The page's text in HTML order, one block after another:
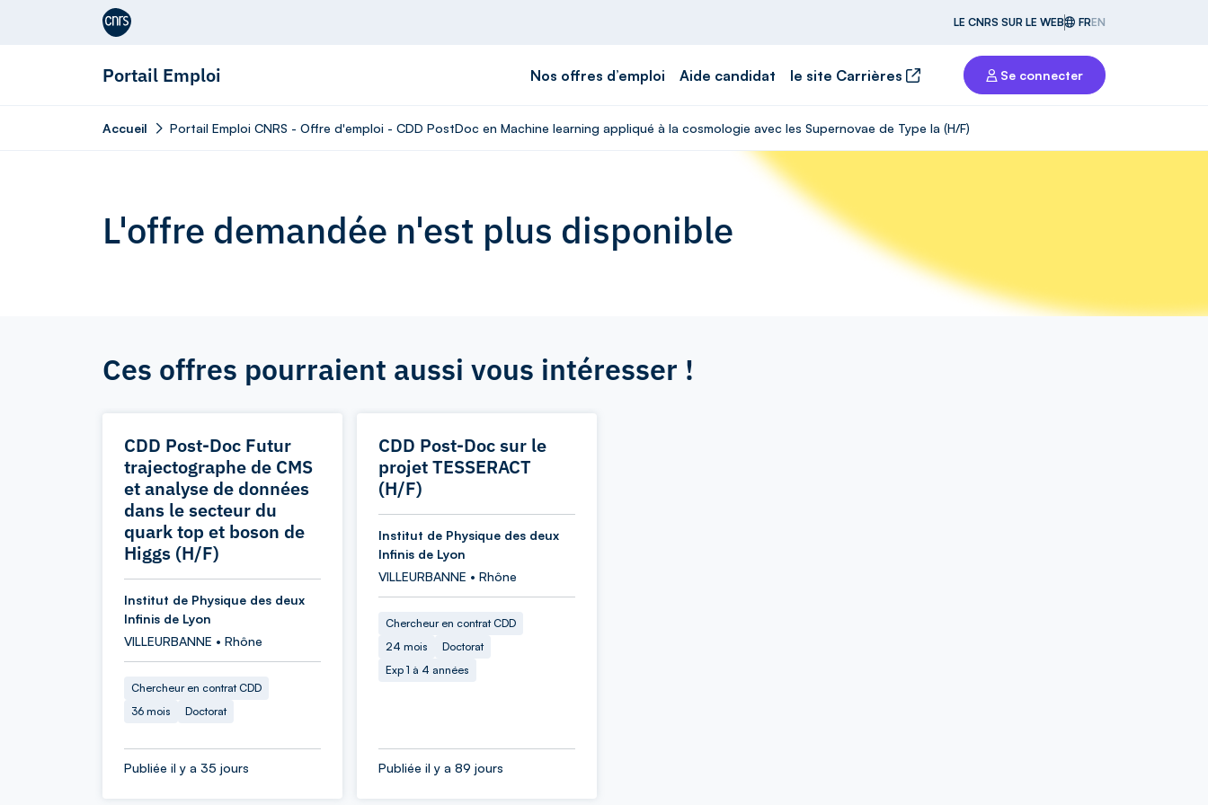
Aller au contenu
LE CNRS SUR LE WEB FREN
Portail Emploi Nos offres d’emploi Aide candidat le site Carrières Se connecter
Accueil Portail Emploi CNRS - Offre d'emploi - CDD PostDoc en Machine learning appliqué à la cosmologie avec les Supernovae de Type Ia (H/F)
L'offre demandée n'est plus disponible
Ces offres pourraient aussi vous intéresser !
CDD Post-Doc Futur
trajectographe de CMS
et analyse de données
dans le secteur du
quark top et boson de
Higgs (H/F)
Institut de Physique des deux
Infinis de Lyon
VILLEURBANNE • Rhône
Chercheur en contrat CDD
36 mois
Doctorat
Publiée il y a 35 jours
CDD Post-Doc sur le
projet TESSERACT
(H/F)
Institut de Physique des deux
Infinis de Lyon
VILLEURBANNE • Rhône
Chercheur en contrat CDD
24 mois
Doctorat
Exp 1 à 4 années
Publiée il y a 89 jours